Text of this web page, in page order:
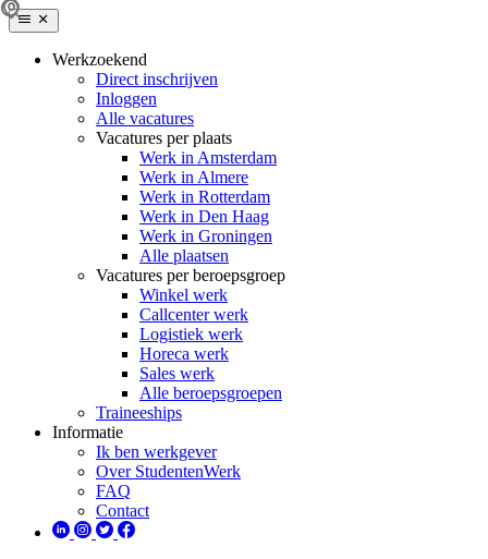
Werkzoekend
Direct inschrijven
Inloggen
Alle vacatures
Vacatures per plaats
Werk in Amsterdam
Werk in Almere
Werk in Rotterdam
Werk in Den Haag
Werk in Groningen
Alle plaatsen
Vacatures per beroepsgroep
Winkel werk
Callcenter werk
Logistiek werk
Horeca werk
Sales werk
Alle beroepsgroepen
Traineeships
Informatie
Ik ben werkgever
Over StudentenWerk
FAQ
Contact